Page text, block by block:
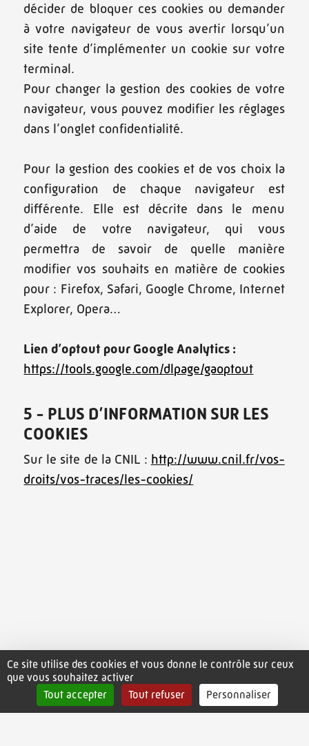
Ce site utilise des cookies et vous donne le contrôle sur ceux
que vous souhaitez activer
Tout accepter
Tout refuser Personnaliser
décider de bloquer ces cookies ou demander
à votre navigateur de vous avertir lorsqu’un
site tente d’implémenter un cookie sur votre
terminal.
Pour changer la gestion des cookies de votre
navigateur, vous pouvez modifier les réglages
dans l’onglet confidentialité.
Pour la gestion des cookies et de vos choix la
configuration de chaque navigateur est
différente. Elle est décrite dans le menu
d’aide de votre navigateur, qui vous
permettra de savoir de quelle manière
modifier vos souhaits en matière de cookies
pour : Firefox, Safari, Google Chrome, Internet
Explorer, Opera…
Lien d’optout pour Google Analytics :
https://tools.google.com/dlpage/gaoptout
5 - PLUS D’INFORMATION SUR LES
COOKIES
Sur le site de la CNIL : http://www.cnil.fr/vos-
droits/vos-traces/les-cookies/